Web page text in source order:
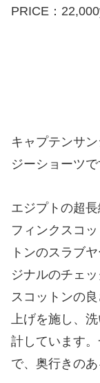
PRICE：
キャプテンサ
ジーショーツで
エジプトの超
フィンクスコ
トンのスラブ
ジナルのチェ
スコットンの
上げを施し、
計しています
で、奥行きの